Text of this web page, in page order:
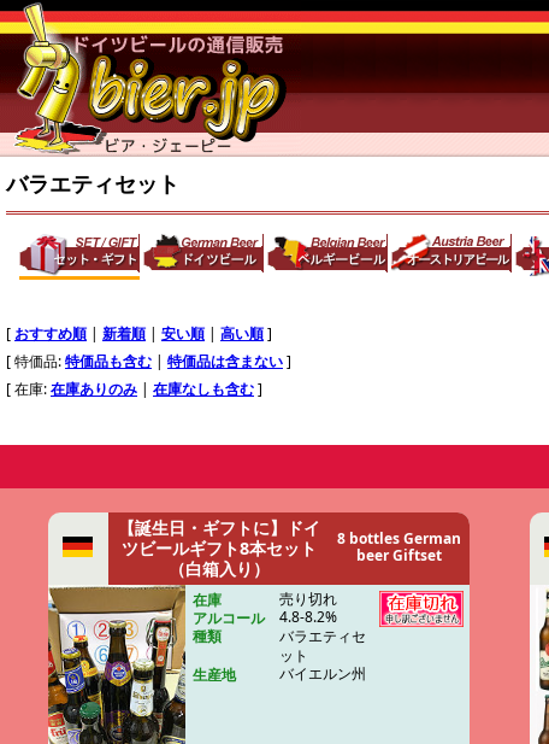
バラエティセット
[ おすすめ順 | 新着順 | 安い順 | 高い順]
[ 特価品:特価品も含む | 特価品は含まない]
[ 在庫:在庫ありのみ | 在庫なしも含む]
【誕生日・ギフトに】ドイ
ツビールギフト8本セット
（白箱入り）
8 bottles German
beer Giftset
在庫
売り切れ
アルコール
4.8-8.2%
種類
バラエティセ
ット
生産地
バイエルン州